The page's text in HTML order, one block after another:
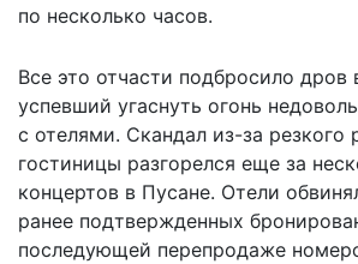
по несколько часов.
Все это отчасти подбросило
успевший угаснуть огонь
с отелями. Скандал из-за резкого
гостиницы разгорелся еще за
концертов в Пусане. Отели
ранее подтвержденных
последующей перепродаже